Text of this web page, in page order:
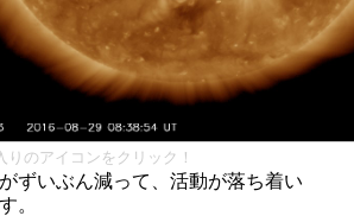
のアイコンをクリック！
ずいぶん減って、活動が落ち着い
。